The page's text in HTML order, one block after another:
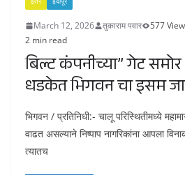
March 12, 2026 तुकाराम पवार 577
2 min read
बिल्ट कंपनीच्या” गेट समोर
धडकेत भिगवन चा इसम
भिगवन / प्रतिनिधी:- चालू परिस्थितीमध्ये
वाढत असल्याने निष्पाप नागरिकांना आपला
त्यातच